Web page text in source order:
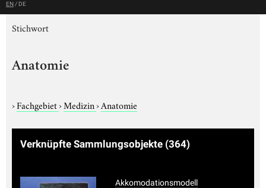
EN / DE
Stichwort
Anatomie
›Fachgebiet›Medizin›Anatomie
Verknüpfte Sammlungsobjekte (364)
Akkomodationsmodell